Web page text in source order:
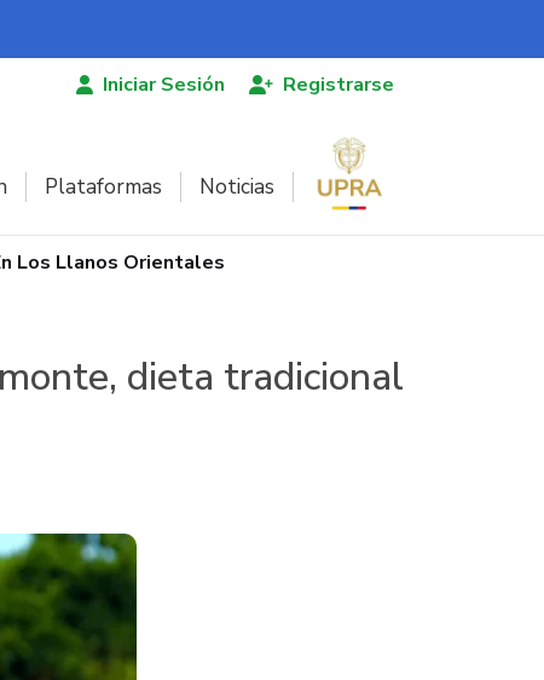
Iniciar Sesión Registrarse
Plataformas Noticias
Los Llanos Orientales
dieta tradicional